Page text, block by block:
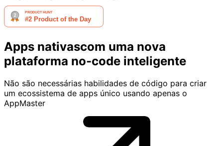
Apps nativascom uma nova
plataforma no-code inteligente
Não são necessárias habilidades de código para criar
um ecossistema de apps único usando apenas o
AppMaster